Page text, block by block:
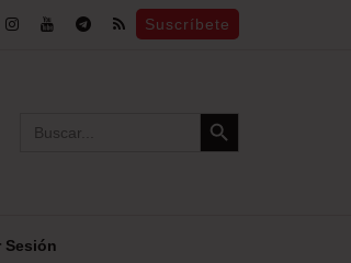
Suscríbete
for:
Search Button
Sesión